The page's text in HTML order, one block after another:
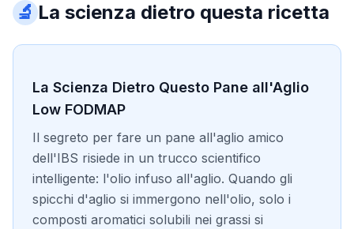
🔬 La scienza dietro questa ricetta
La Scienza Dietro Questo Pane all'Aglio
Low FODMAP
Il segreto per fare un pane all'aglio amico
dell'IBS risiede in un trucco scientifico
intelligente: l'olio infuso all'aglio. Quando gli
spicchi d'aglio si immergono nell'olio, solo i
composti aromatici solubili nei grassi si